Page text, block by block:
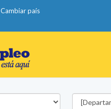
Cambiar país